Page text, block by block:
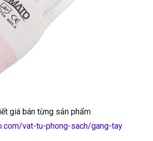
giá bán từng sản phẩm
vat-tu-phong-sach/gang-tay